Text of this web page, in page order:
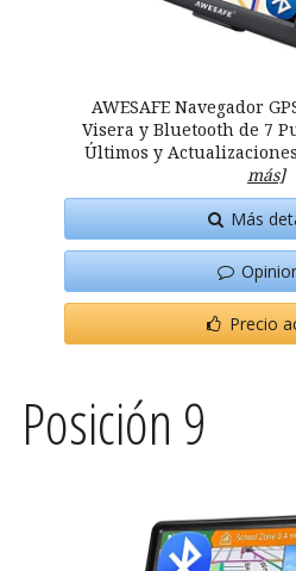
AWESAFE Navegador
Visera y Bluetooth de 7
Últimos y
más]
Más
Precio
Posición 9